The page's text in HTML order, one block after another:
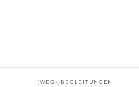
(WEG-)BEGLEITUNGEN